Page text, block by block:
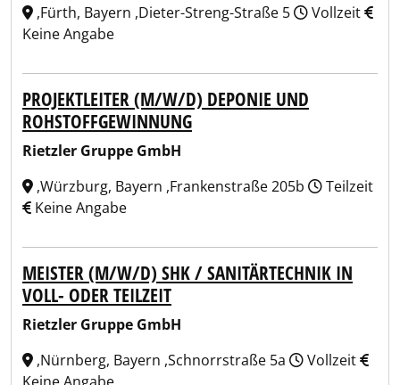
,Fürth, Bayern ,Dieter-Streng-Straße 5
Vollzeit
Keine Angabe
PROJEKTLEITER (M/W/D) DEPONIE UND
ROHSTOFFGEWINNUNG
Rietzler Gruppe GmbH
,Würzburg, Bayern ,Frankenstraße 205b
Teilzeit
Keine Angabe
MEISTER (M/W/D) SHK / SANITÄRTECHNIK IN
VOLL- ODER TEILZEIT
Rietzler Gruppe GmbH
,Nürnberg, Bayern ,Schnorrstraße 5a
Vollzeit